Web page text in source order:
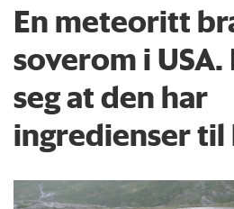
En meteoritt
soverom i
seg at den har
ingredienser til